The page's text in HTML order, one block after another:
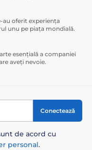
au oferit experiența
unu pe piața mondială.
esențială a companiei
aveți nevoie.
Conectează
de acord cu
personal.